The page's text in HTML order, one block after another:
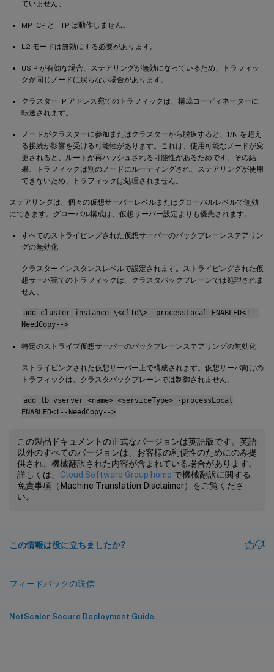
ていません。
MPTCP と FTP は動作しません。
L2 モードは無効にする必要があります。
USIP が有効な場合、ステアリングが無効になっているため、トラフィッ
クが同じノードに戻らない場合があります。
クラスター IP アドレス宛てのトラフィックは、構成コーディネーターに
転送されます。
ノードがクラスターに参加またはクラスターから脱退すると、1/N を超え
る接続が影響を受ける可能性があります。これは、使用可能なノードが変
更されると、ルートが再ハッシュされる可能性があるためです。その結
果、トラフィックは別のノードにルーティングされ、ステアリングが使用
できないため、トラフィックは処理されません。
ステアリングは、個々の仮想サーバーレベルまたはグローバルレベルで無効
にできます。グローバル構成は、仮想サーバー設定よりも優先されます。
すべてのストライピングされた仮想サーバーのバックプレーンステアリン
グの無効化
クラスターインスタンスレベルで設定されます。ストライピングされた仮
想サーバ宛てのトラフィックは、クラスタバックプレーンでは処理されま
せん。
add cluster instance \<clId\> -processLocal ENABLED<!--
NeedCopy-->
特定のストライプ仮想サーバーのバックプレーンステアリングの無効化
ストライピングされた仮想サーバー上で構成されます。仮想サーバ向けの
トラフィックは、クラスタバックプレーンでは制御されません。
add lb vserver <name> <serviceType> -processLocal
ENABLED<!--NeedCopy-->
この製品ドキュメントの正式なバージョンは英語版です。英語
以外のすべてのバージョンは、お客様の利便性のためにのみ提
供され、機械翻訳された内容が含まれている場合があります。
詳しくは、 Cloud Software Group home で機械翻訳に関する
免責事項（Machine Translation Disclaimer）をご覧くださ
い。
この情報は役に立ちましたか?
フィードバックの送信
NetScaler Secure Deployment Guide